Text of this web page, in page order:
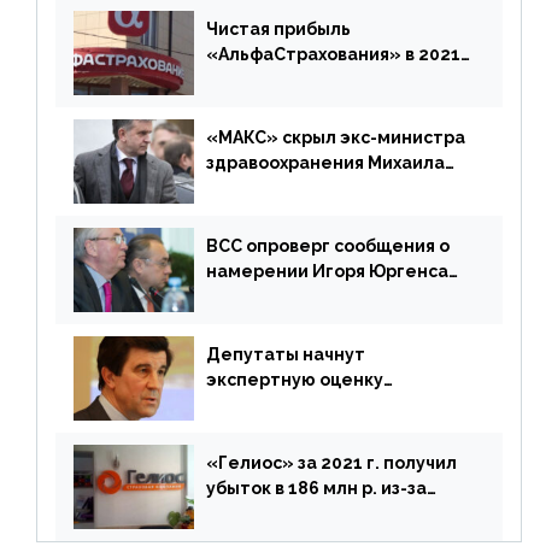
дублировать [дополнено]
Чистая прибыль
«АльфаСтрахования» в 2021
«МАКС» скрыл экс-министра
здравоохранения Михаила
ВСС опроверг сообщения о
намерении Игоря Юргенса
Депутаты начнут
экспертную оценку
«Гелиос» за 2021 г. получил
убыток в 186 млн р. из-за
реализации недвижимости